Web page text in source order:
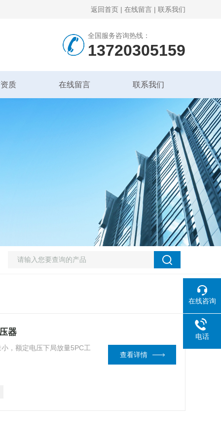
返回首页 | 在线留言 | 联系我们
全国服务咨询热线：
13720305159
质 在线留言 联系我们
器
，额定电压下局放量5PC工
查看详情
在线咨询
电话